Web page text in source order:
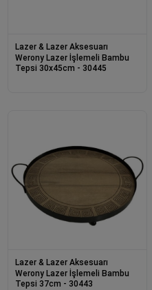
Lazer & Lazer Aksesuarı
Werony Lazer İşlemeli Bambu
Tepsi 30x45cm - 30445
Lazer & Lazer Aksesuarı
Werony Lazer İşlemeli Bambu
Tepsi 37cm - 30443